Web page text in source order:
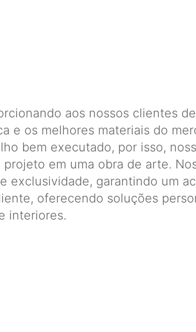
aos nossos clientes
e os melhores materiais do
bem executado, por isso,
em uma obra de arte.
exclusividade, garantindo um
oferecendo soluções
interiores.